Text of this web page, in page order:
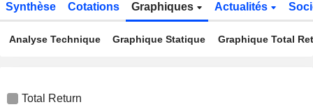
Synthèse Cotations Graphiques Actualités
Analyse Technique Graphique Statique Graphique Total
Total Return